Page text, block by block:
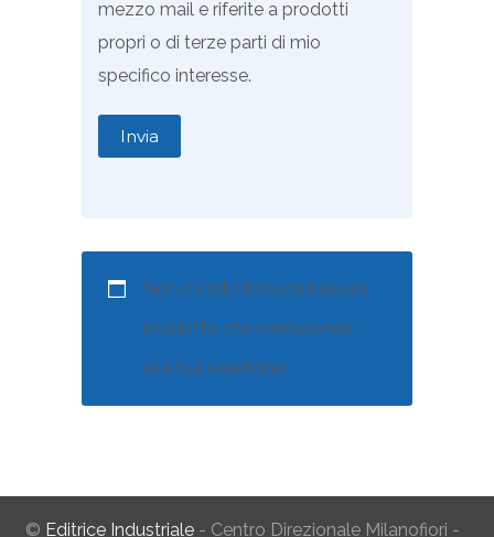
mezzo mail e riferite a prodotti
propri o di terze parti di mio
specifico interesse.
Non è stato trovato nessun
prodotto che corrisponde
alla tua selezione.
© Editrice Industriale- Centro Direzionale Milanofiori -